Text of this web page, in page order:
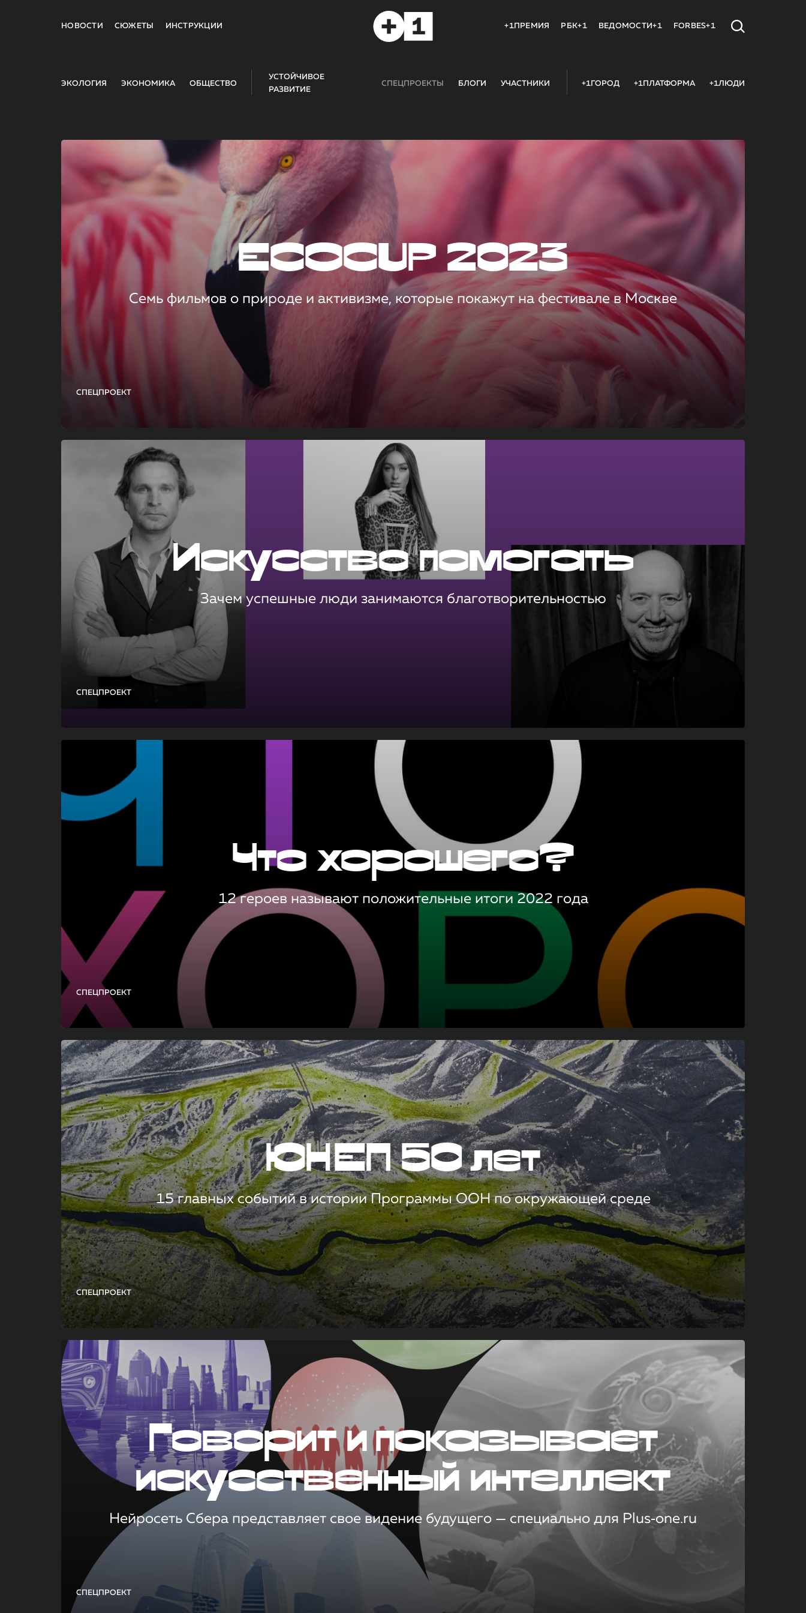
НОВОСТИ СЮЖЕТЫ ИНСТРУКЦИИ +1ПРЕМИЯ РБК+1 ВЕДОМОСТИ+1 FORBES+1
ЭКОЛОГИЯ ЭКОНОМИКА ОБЩЕСТВО
УСТОЙЧИВОЕ
РАЗВИТИЕ
СПЕЦПРОЕКТЫ БЛОГИ УЧАСТНИКИ +1ГОРОД +1ПЛАТФОРМА +1ЛЮДИ
СПЕЦПРОЕКТ
ECOCUP 2023
Семь фильмов о природе и активизме, которые покажут на фестивале в Москве
СПЕЦПРОЕКТ
Искусство помогать
Зачем успешные люди занимаются благотворительностью
СПЕЦПРОЕКТ
Что хорошего?
12 героев называют положительные итоги 2022 года
СПЕЦПРОЕКТ
ЮНЕП 50 лет
15 главных событий в истории Программы ООН по окружающей среде
СПЕЦПРОЕКТ
Говорит и показывает
искусственный интеллект
Нейросеть Сбера представляет свое видение будущего — специально для Plus‑one.ru